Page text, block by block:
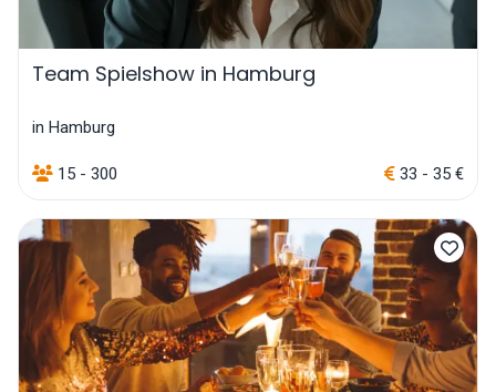
Team Spielshow in Hamburg
in Hamburg
15 - 300 33 - 35 €